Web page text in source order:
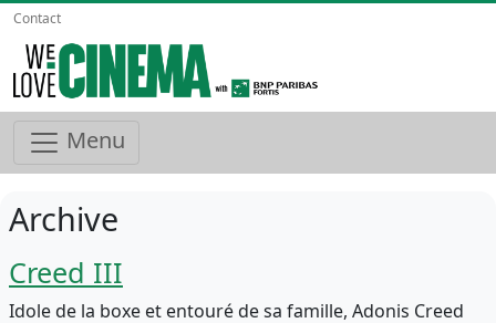
Contact
Menu
Archive
Creed III
Idole de la boxe et entouré de sa famille, Adonis Creed